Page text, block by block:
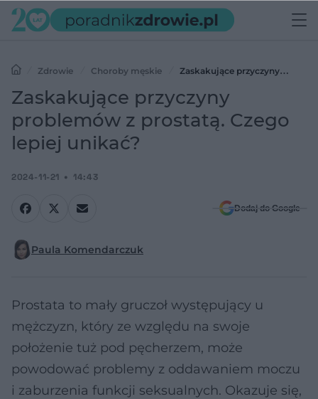
Zdrowie Choroby męskie
Zaskakujące przyczyny
problemów z prostatą. Czego lepiej unikać?
Zaskakujące przyczyny
problemów z prostatą. Czego
lepiej unikać?
2024-11-21 14:43
Dodaj do Google
Paula Komendarczuk
Prostata to mały gruczoł występujący u
mężczyzn, który ze względu na swoje
położenie tuż pod pęcherzem, może
powodować problemy z oddawaniem moczu
i zaburzenia funkcji seksualnych. Okazuje się,